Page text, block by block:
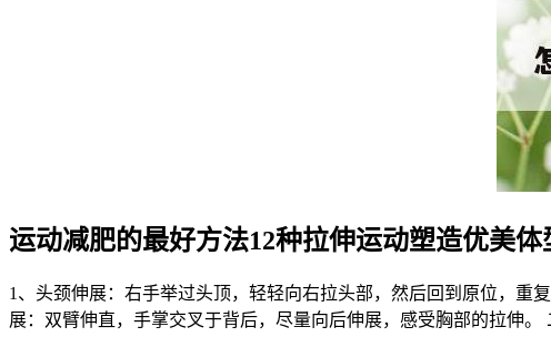
运动减肥的最好方法12种拉伸运动塑造优美体
1、头颈伸展：右手举过头顶，轻轻向右拉头部，然后回到原位，重
展：双臂伸直，手掌交叉于背后，尽量向后伸展，感受胸部的拉伸